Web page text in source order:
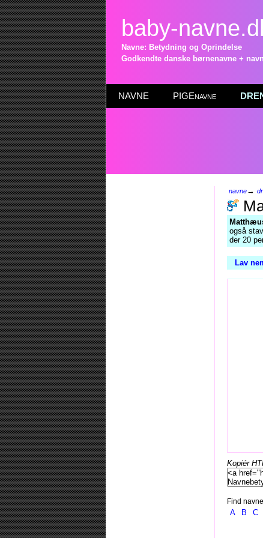
baby-
Navne: Betydning og Oprindelse
Godkendte danske børnenavne +
NAVNE PIGEnavne
navne→
også
der 20
Lav
Kopiér
Find
A B C